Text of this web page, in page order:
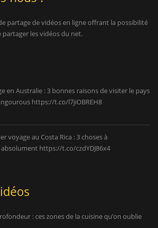
partage de vidéos en ligne offrant la possibilité
les vidéos du net.
en Australie : 3 bonnes raisons de visiter le pays
https://t.co/l7jiOBREH8
voyage au Costa Rica : 3 choses à
https://t.co/czdYDJ86x4
: ces zones de la cuisine qu’on oublie